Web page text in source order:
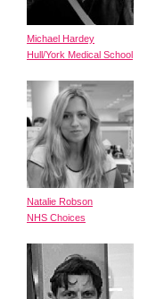
Michael Hardey
Hull/York Medical School
Natalie Robson
NHS Choices